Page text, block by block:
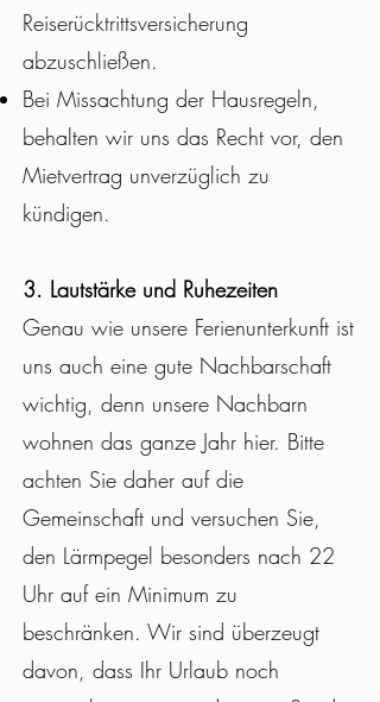
Reiserücktrittsversicherung
abzuschließen.
Bei Missachtung der Hausregeln,
behalten wir uns das Recht vor, den
Mietvertrag unverzüglich zu
kündigen.
3. Lautstärke und Ruhezeiten
Genau wie unsere Ferienunterkunft ist
uns auch eine gute Nachbarschaft
wichtig, denn unsere Nachbarn
wohnen das ganze Jahr hier. Bitte
achten Sie daher auf die
Gemeinschaft und versuchen Sie,
den Lärmpegel besonders nach 22
Uhr auf ein Minimum zu
beschränken. Wir sind überzeugt
davon, dass Ihr Urlaub noch